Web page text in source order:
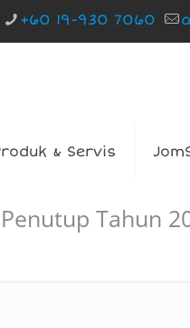
+60 19-930 7060
& Servis
Tahun